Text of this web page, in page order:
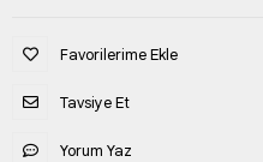
Favorilerime Ekle
Tavsiye Et
Yorum Yaz